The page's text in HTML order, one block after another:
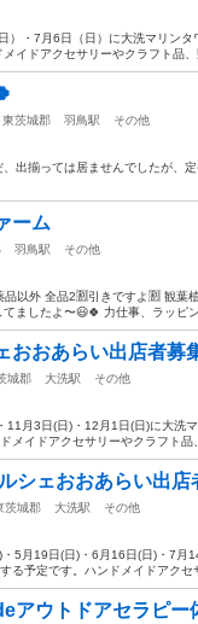
）・7月6日（日）に大洗マリン
イドアクセサリーやクラフト品
東茨城郡 羽鳥駅
その他
出揃っては居ませんでしたが、
ーム
羽鳥駅
その他
以外 全品2🈹引きですよ🈹 観葉
ましたよ〜😃🍀 力仕事、ラッピ
おおあらい出店者募
城郡 大洗駅
その他
月3日(日)・12月1日(日)に大洗
メイドアクセサリーやクラフト品
シェおおあらい出店
茨城郡 大洗駅
その他
5月19日(日)・6月16日(日)・7月
る予定です。ハンドメイドアクセ
アウトドアセラピー